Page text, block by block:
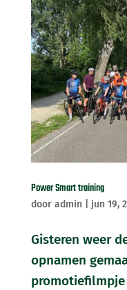
Power Smart training
door admin jun 19,
Gisteren weer
opnamen
promotiefilmpje